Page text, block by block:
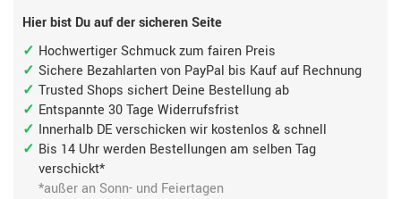
Hier bist Du auf der sicheren Seite
Hochwertiger Schmuck zum fairen Preis
Sichere Bezahlarten von PayPal bis Kauf auf Rechnung
Trusted Shops sichert Deine Bestellung ab
Entspannte 30 Tage Widerrufsfrist
Innerhalb DE verschicken wir kostenlos & schnell
Bis 14 Uhr werden Bestellungen am selben Tag
verschickt*
*außer an Sonn- und Feiertagen